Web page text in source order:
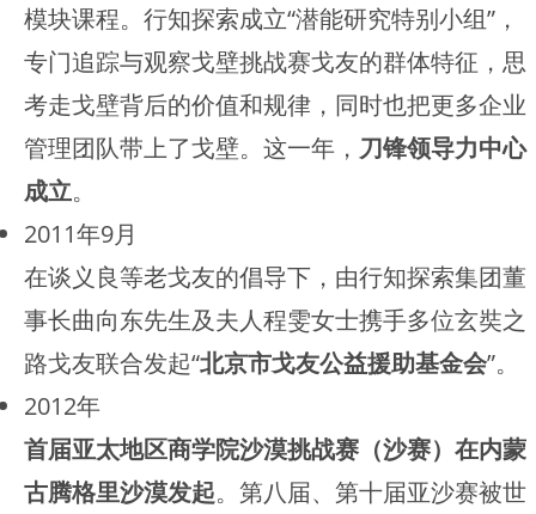
模块课程。行知探索成立“潜能研究特别小组”，
专门追踪与观察戈壁挑战赛戈友的群体特征，思
考走戈壁背后的价值和规律，同时也把更多企业
管理团队带上了戈壁。这一年， 刀锋领导力中心
成立。
2011年9月
在谈义良等老戈友的倡导下，由行知探索集团董
事长曲向东先生及夫人程雯女士携手多位玄奘之
路戈友联合发起“北京市戈友公益援助基金会”。
2012年
首届亚太地区商学院沙漠挑战赛（沙赛）在内蒙
古腾格里沙漠发起。第八届、第十届亚沙赛被世